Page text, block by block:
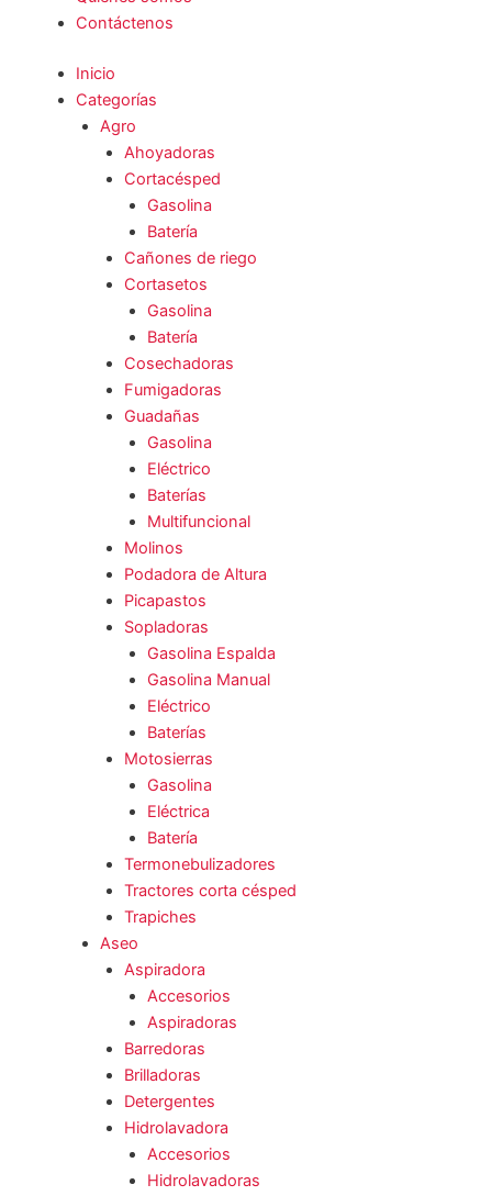
Contáctenos
Inicio
Categorías
Agro
Ahoyadoras
Cortacésped
Gasolina
Batería
Cañones de riego
Cortasetos
Gasolina
Batería
Cosechadoras
Fumigadoras
Guadañas
Gasolina
Eléctrico
Baterías
Multifuncional
Molinos
Podadora de Altura
Picapastos
Sopladoras
Gasolina Espalda
Gasolina Manual
Eléctrico
Baterías
Motosierras
Gasolina
Eléctrica
Batería
Termonebulizadores
Tractores corta césped
Trapiches
Aseo
Aspiradora
Accesorios
Aspiradoras
Barredoras
Brilladoras
Detergentes
Hidrolavadora
Accesorios
Hidrolavadoras